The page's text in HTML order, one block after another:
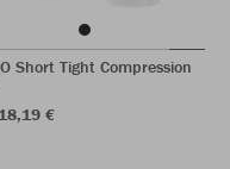
Short Tight Compression
€